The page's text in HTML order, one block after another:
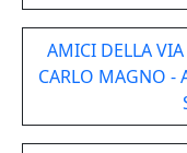
AMICI DELLA
CARLO MAGNO -